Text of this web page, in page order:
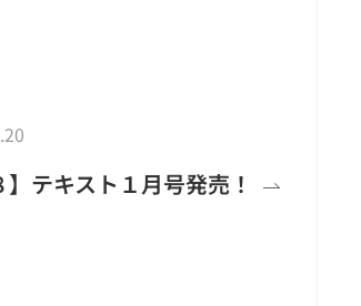
テキスト１月号発売！